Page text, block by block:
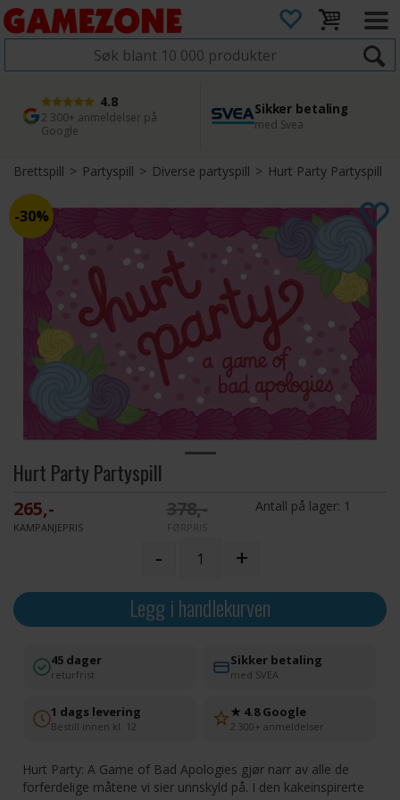
4.8
2 300+ anmeldelser på
Google
Sikker betaling
med Svea
1 dags levering
Bestill innen kl. 12
45 dager returfrist
Enkel retur
Brettspill> Partyspill> Diverse partyspill> Hurt Party Partyspill
30%
Hurt Party Partyspill
265,-
KAMPANJEPRIS
378,-
FØRPRIS
Antall på lager: 1
- +
Legg i handlekurven
45 dager
returfrist
Sikker betaling
med SVEA
1 dags levering
Bestill innen kl. 12
★ 4.8 Google
2 300+ anmeldelser
Hurt Party: A Game of Bad Apologies gjør narr av alle de
forferdelige måtene vi sier unnskyld på. I den kakeinspirerte